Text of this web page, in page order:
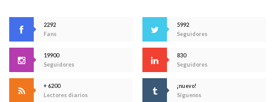
2292
Fans
5992
Seguidores
19900
Seguidores
830
Seguidores
+ 6200
Lectores diarios
¡nuevo!
Síguenos